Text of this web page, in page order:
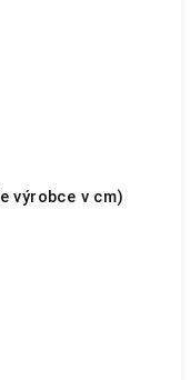
výrobce v cm)